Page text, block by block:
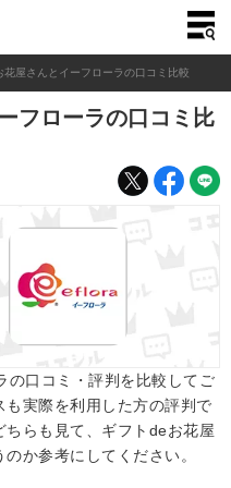
花屋さんとイーフローラの口コミ比較
フローラの口コミ比
の口コミ・評判を比較してご
実際を利用した方の評判で
らも見て、ギフトdeお花屋
か参考にしてください。